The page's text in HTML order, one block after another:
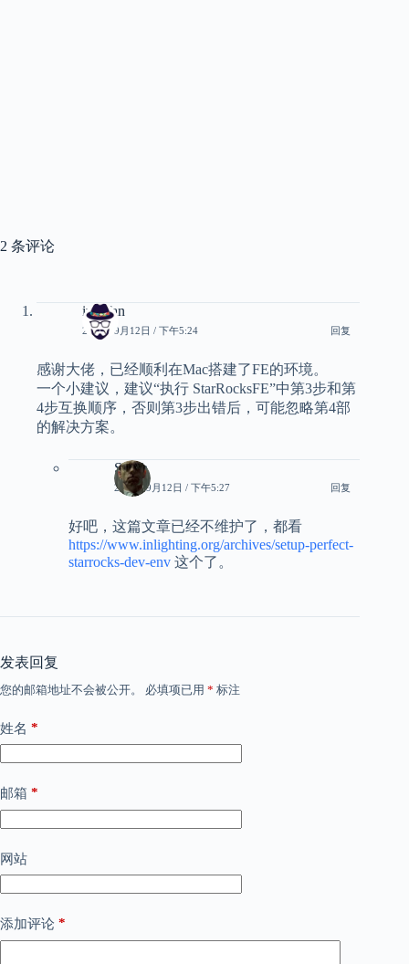
2 条评论
ivanfan
2023年9月12日 / 下午5:24 回复
感谢大佬，已经顺利在Mac搭建了FE的环境。
一个小建议，建议“执行 StarRocksFE”中第3步和第
4步互换顺序，否则第3步出错后，可能忽略第4部
的解决方案。
Smith
2023年9月12日 / 下午5:27 回复
好吧，这篇文章已经不维护了，都看
https://www.inlighting.org/archives/setup-perfect-
starrocks-dev-env 这个了。
发表回复
您的邮箱地址不会被公开。 必填项已用 * 标注
姓名 *
邮箱 *
网站
添加评论 *